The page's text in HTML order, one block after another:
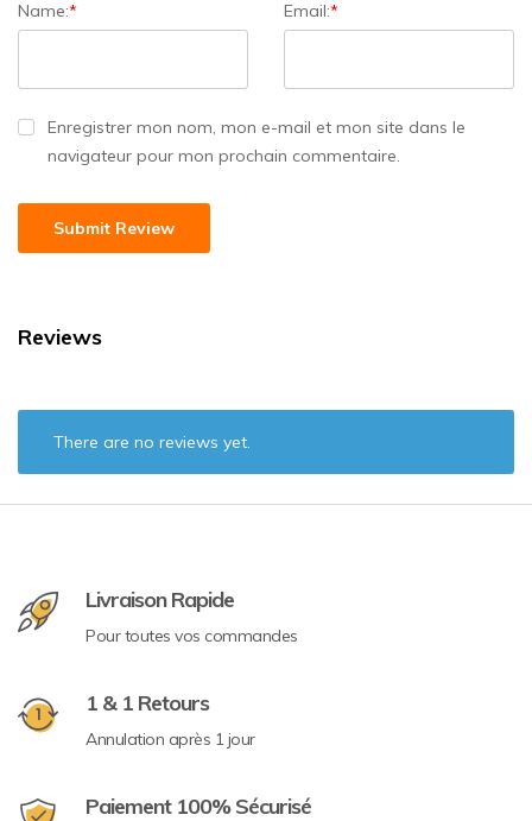
Name:* Email:*
Enregistrer mon nom, mon e-mail et mon site dans le
navigateur pour mon prochain commentaire.
Reviews
There are no reviews yet.
Livraison Rapide
Pour toutes vos commandes
1 & 1 Retours
Annulation après 1 jour
Paiement 100% Sécurisé